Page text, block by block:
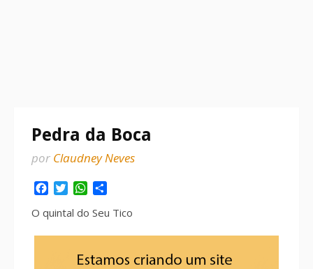
Pedra da Boca
por Claudney Neves
Facebook
TwitterWhatsApp
O quintal do Seu Tico